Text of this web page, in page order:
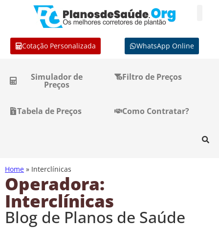
Cotação Personalizada WhatsApp Online
Simulador de
Preços
Filtro de Preços
Tabela de Preços Como Contratar?
Home » Interclínicas
Operadora:
Interclínicas
Blog de Planos de Saúde